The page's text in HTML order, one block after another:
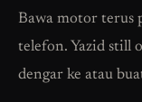
Bawa motor terus
telefon. Yazid still
dengar ke atau